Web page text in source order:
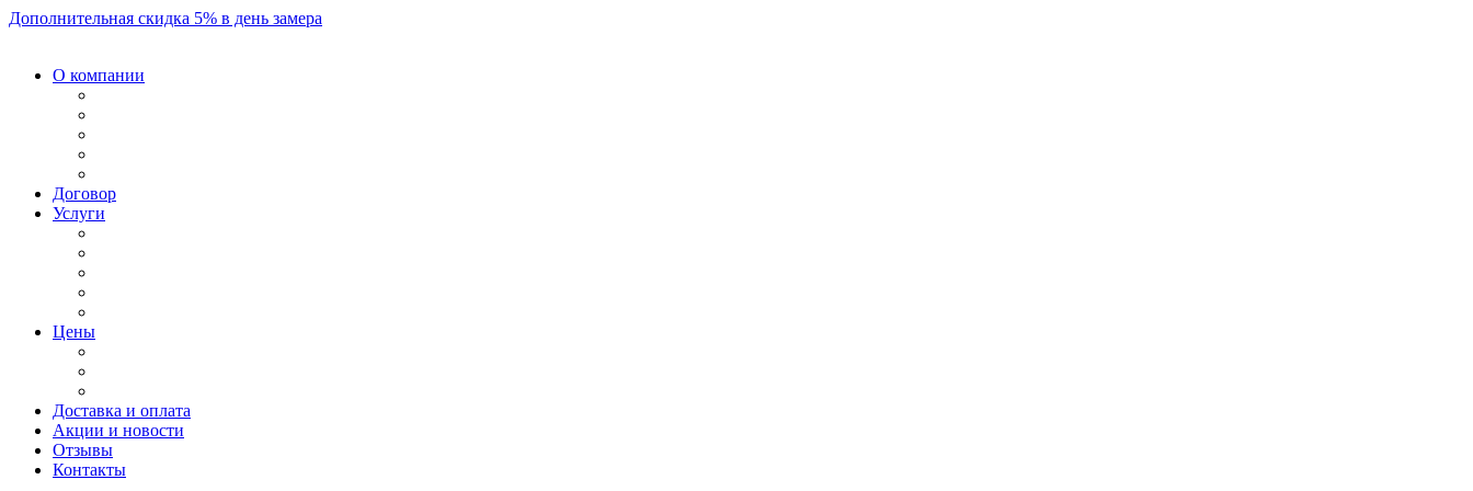
Дополнительная скидка 5% в день замера
О компании
Договор
Услуги
Цены
Доставка и оплата
Акции и новости
Отзывы
Контакты